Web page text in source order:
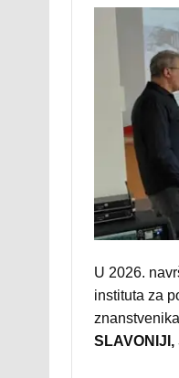
U 2026.
instituta za
SLAVONIJI,